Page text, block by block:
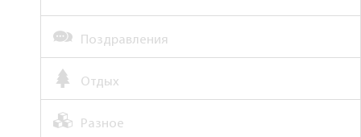
Поздравления
Отдых
Разное